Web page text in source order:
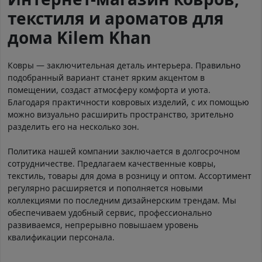
текстиля и ароматов для
дома Kilem Khan
Ковры — заключительная деталь интерьера. Правильно
подобранный вариант станет ярким акцентом в
помещении, создаст атмосферу комфорта и уюта.
Благодаря практичности ковровых изделий, с их помощью
можно визуально расширить пространство, зрительно
разделить его на несколько зон.
Политика нашей компании заключается в долгосрочном
сотрудничестве. Предлагаем качественные ковры,
текстиль, товары для дома в розницу и оптом. Ассортимент
регулярно расширяется и пополняется новыми
коллекциями по последним дизайнерским трендам. Мы
обеспечиваем удобный сервис, профессионально
развиваемся, непрерывно повышаем уровень
квалификации персонала.